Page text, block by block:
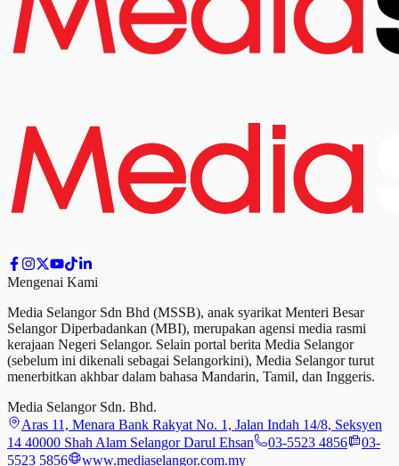
Mengenai Kami
Media Selangor Sdn Bhd (MSSB), anak syarikat Menteri Besar
Selangor Diperbadankan (MBI), merupakan agensi media rasmi
kerajaan Negeri Selangor. Selain portal berita Media Selangor
(sebelum ini dikenali sebagai Selangorkini), Media Selangor turut
menerbitkan akhbar dalam bahasa Mandarin, Tamil, dan Inggeris.
Media Selangor Sdn. Bhd.
Aras 11, Menara Bank Rakyat No. 1, Jalan Indah 14/8, Seksyen
14 40000 Shah Alam Selangor Darul Ehsan
03-5523 4856
03-
5523 5856
www.mediaselangor.com.my